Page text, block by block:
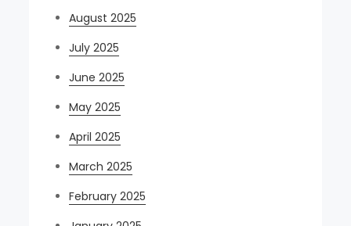
August 2025
July 2025
June 2025
May 2025
April 2025
March 2025
February 2025